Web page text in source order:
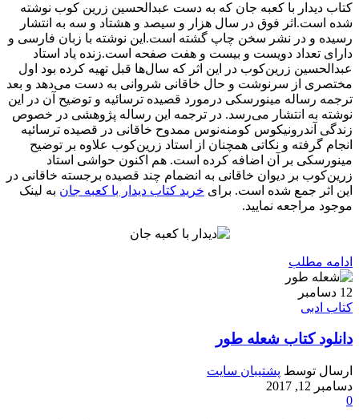
کتاب دیدار با کعبه جان که به دست عبدالحسین زرین کوب نوشته
شده است.اثر فوق در سال هزار و سیصد و هشتاد و سه به انتشار
رسیده و در نشر سخن چاپ گشته است.این نوشته با زبان فارسی و
دارای تعداد دویست و بیست و هفت صفحه است.زنده‌ یاد استاد
عبدالحسین زرین‌کوب در این اثر که سال‌ها قبل تهیه کرده بود اول
مختصری از سرنوشت و حال خاقانی شروانی به دست می‌دهد و بعد
ترجمه رساله مینورسکی درمورد قصیده ترسائیه و توضیح آن در این
نوشته به انتشار می‌رسد. در ترجمه این رساله پژوهشی در خصوص
زندگی آندرونیکوس کومنه‌نوس ممدوح خاقانی در قصیده ترسائیه
انجام گرفته و نکاتی همچنان از استاد زرین‌کوب علاوه بر توضیح
مینورسکی بر آن اضافه کرده است. هم اکنون حواشی استاد
زرین‌کوب بر دیوان خاقانی به انضمام چند قصیده برجسته خاقانی در
این اثر جمع شده است. برای خرید کتاب دیدار با کعبه جان به لینک
موجود مراجعه نمایید.
ادامه مطلب
12 دسامبر
کتاب ادبی
دانلود کتاب شعله طور
ارسال توسط پشتیبان سایت
دسامبر 12, 2017
0